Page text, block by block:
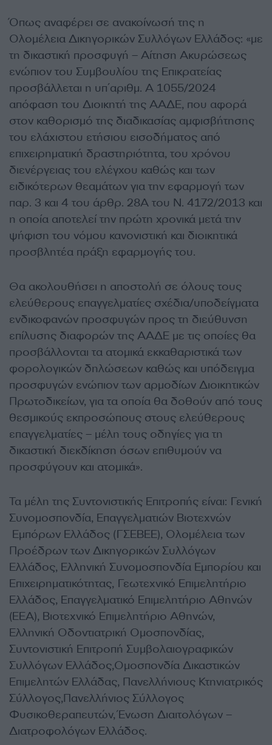
Όπως αναφέρει σε ανακοίνωσή της η
Ολομέλεια Δικηγορικών Συλλόγων Ελλάδος: «με
τη δικαστική προσφυγή – Αίτηση Ακυρώσεως
ενώπιον του Συμβουλίου της Επικρατείας
προσβάλλεται η υπ΄αριθμ. Α 1055/2024
απόφαση του Διοικητή της ΑΑΔΕ, που αφορά
στον καθορισμό της διαδικασίας αμφισβήτησης
του ελάχιστου ετήσιου εισοδήματος από
επιχειρηματική δραστηριότητα, του χρόνου
διενέργειας του ελέγχου καθώς και των
ειδικότερων θεαμάτων για την εφαρμογή των
παρ. 3 και 4 του άρθρ. 28Α του Ν. 4172/2013 και
η οποία αποτελεί την πρώτη χρονικά μετά την
ψήφιση του νόμου κανονιστική και διοικητικά
προσβλητέα πράξη εφαρμογής του.
Θα ακολουθήσει η αποστολή σε όλους τους
ελεύθερους επαγγελματίες σχέδια/υποδείγματα
ενδικοφανών προσφυγών προς τη διεύθυνση
επίλυσης διαφορών της ΑΑΔΕ με τις οποίες θα
προσβάλλονται τα ατομικά εκκαθαριστικά των
φορολογικών δηλώσεων καθώς και υπόδειγμα
προσφυγών ενώπιον των αρμοδίων Διοικητικών
Πρωτοδικείων, για τα οποία θα δοθούν από τους
θεσμικούς εκπροσώπους στους ελεύθερους
επαγγελματίες – μέλη τους οδηγίες για τη
δικαστική διεκδίκηση όσων επιθυμούν να
προσφύγουν και ατομικά».
Τα μέλη της Συντονιστικής Επιτροπής είναι: Γενική
Συνομοσπονδία, Επαγγελματιών Βιοτεχνών
Εμπόρων Ελλάδος (ΓΣΕΒΕΕ), Ολομέλεια των
Προέδρων των Δικηγορικών Συλλόγων
Ελλάδος, Ελληνική Συνομοσπονδία Εμπορίου και
Επιχειρηματικότητας, Γεωτεχνικό Επιμελητήριο
Ελλάδος, Επαγγελματικό Επιμελητήριο Αθηνών
(ΕΕΑ), Βιοτεχνικό Επιμελητήριο Αθηνών,
Ελληνική Οδοντιατρική Ομοσπονδίας,
Συντονιστική Επιτροπή Συμβολαιογραφικών
Συλλόγων Ελλάδος,Ομοσπονδία Δικαστικών
Επιμελητών Ελλάδας, Πανελλήνιους Κτηνιατρικός
Σύλλογος,Πανελλήνιος Σύλλογος
Φυσικοθεραπευτών, Ένωση Διαιτολόγων –
Διατροφολόγων Ελλάδος.